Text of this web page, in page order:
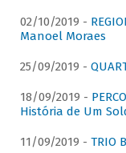
02/10/2019 -
Manoel Moraes
25/09/2019 -
18/09/2019 -
História de Um
11/09/2019 - TRIO